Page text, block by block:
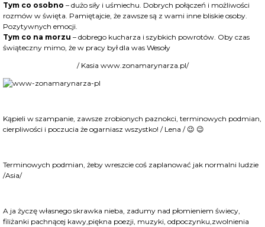
Tym co osobno – dużo siły i uśmiechu. Dobrych połączeń i możliwości
rozmów w święta. Pamiętajcie, że zawsze są z wami inne bliskie osoby.
Pozytywnych emocji.
Tym co na morzu – dobrego kucharza i szybkich powrotów. Oby czas
świąteczny mimo, że w pracy był dla was Wesoły
/ Kasia www.zonamarynarza.pl/
Kąpieli w szampanie, zawsze zrobionych paznokci, terminowych podmian,
cierpliwości i poczucia że ogarniasz wszystko! / Lena / 😉 😉
Terminowych podmian, żeby wreszcie coś zaplanować jak normalni ludzie
/Asia/
A ja życzę własnego skrawka nieba, zadumy nad płomieniem świecy,
filiżanki pachnącej kawy,piękna poezji, muzyki, odpoczynku,zwolnienia